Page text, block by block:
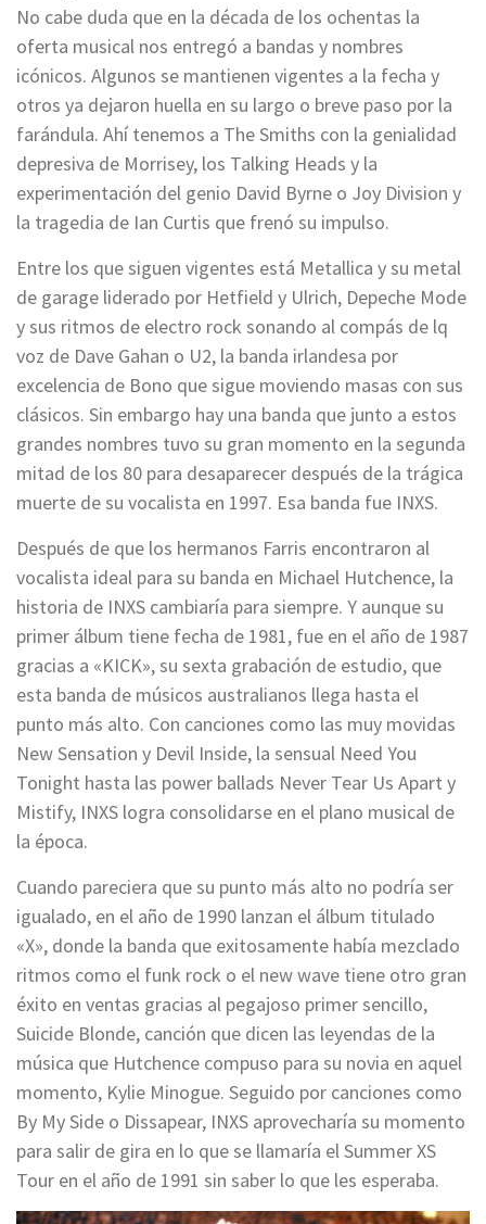
No cabe duda que en la década de los ochentas la
oferta musical nos entregó a bandas y nombres
icónicos. Algunos se mantienen vigentes a la fecha y
otros ya dejaron huella en su largo o breve paso por la
farándula. Ahí tenemos a The Smiths con la genialidad
depresiva de Morrisey, los Talking Heads y la
experimentación del genio David Byrne o Joy Division y
la tragedia de Ian Curtis que frenó su impulso.
Entre los que siguen vigentes está Metallica y su metal
de garage liderado por Hetfield y Ulrich, Depeche Mode
y sus ritmos de electro rock sonando al compás de lq
voz de Dave Gahan o U2, la banda irlandesa por
excelencia de Bono que sigue moviendo masas con sus
clásicos. Sin embargo hay una banda que junto a estos
grandes nombres tuvo su gran momento en la segunda
mitad de los 80 para desaparecer después de la trágica
muerte de su vocalista en 1997. Esa banda fue INXS.
Después de que los hermanos Farris encontraron al
vocalista ideal para su banda en Michael Hutchence, la
historia de INXS cambiaría para siempre. Y aunque su
primer álbum tiene fecha de 1981, fue en el año de 1987
gracias a «KICK», su sexta grabación de estudio, que
esta banda de músicos australianos llega hasta el
punto más alto. Con canciones como las muy movidas
New Sensation y Devil Inside, la sensual Need You
Tonight hasta las power ballads Never Tear Us Apart y
Mistify, INXS logra consolidarse en el plano musical de
la época.
Cuando pareciera que su punto más alto no podría ser
igualado, en el año de 1990 lanzan el álbum titulado
«X», donde la banda que exitosamente había mezclado
ritmos como el funk rock o el new wave tiene otro gran
éxito en ventas gracias al pegajoso primer sencillo,
Suicide Blonde, canción que dicen las leyendas de la
música que Hutchence compuso para su novia en aquel
momento, Kylie Minogue. Seguido por canciones como
By My Side o Dissapear, INXS aprovecharía su momento
para salir de gira en lo que se llamaría el Summer XS
Tour en el año de 1991 sin saber lo que les esperaba.